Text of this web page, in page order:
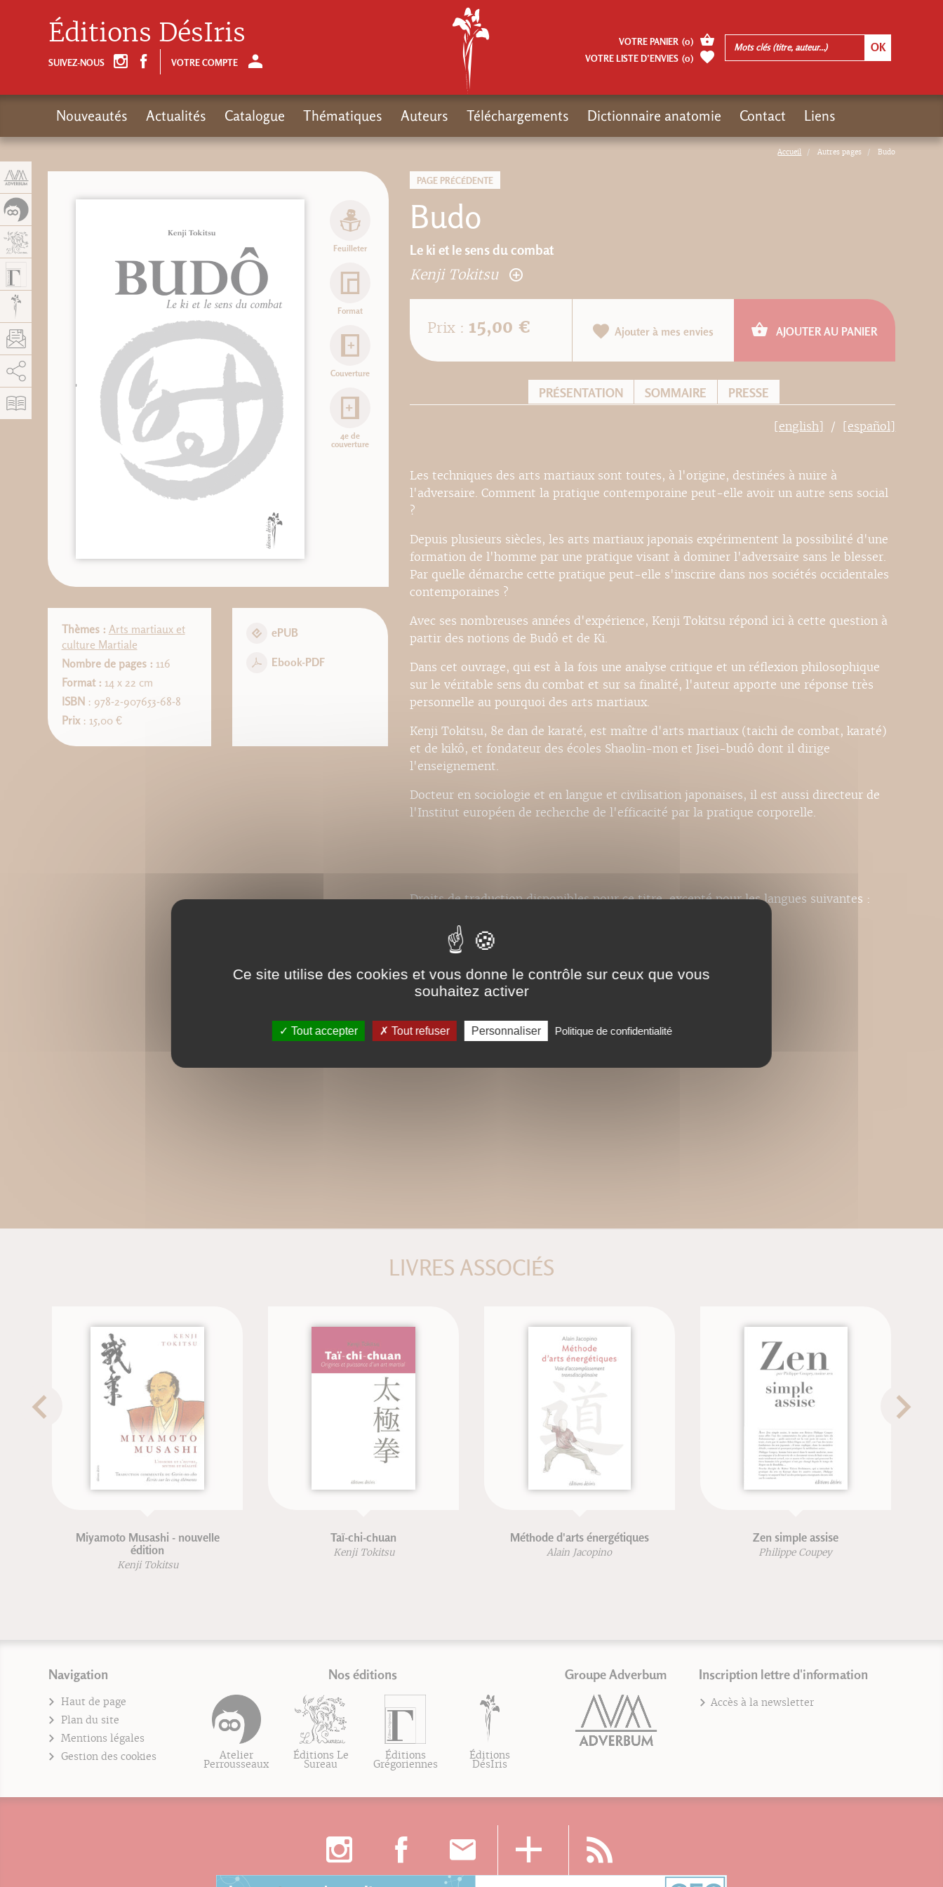
Accueil Autres pages Budo
PAGE PRÉCÉDENTE
Budo
Le ki et le sens du combat
Kenji Tokitsu
Feuilleter
Format
Couverture
4e de
couverture
Thèmes : Arts martiaux et
culture Martiale
Nombre de pages : 116
Format : 14 x 22 cm
ISBN : 978-2-907653-68-8
Prix: 15,00 €
ePUB
Ebook-PDF
Prix : 15,00 € Ajouter à mes envies AJOUTER AU PANIER
PRÉSENTATION SOMMAIRE PRESSE
[english] [español]
Les techniques des arts martiaux sont toutes, à l'origine, destinées à nuire à
l'adversaire. Comment la pratique contemporaine peut-elle avoir un autre sens social
?
Depuis plusieurs siècles, les arts martiaux japonais expérimentent la possibilité d'une
formation de l'homme par une pratique visant à dominer l'adversaire sans le blesser.
Par quelle démarche cette pratique peut-elle s'inscrire dans nos sociétés occidentales
contemporaines ?
Avec ses nombreuses années d'expérience, Kenji Tokitsu répond ici à cette question à
partir des notions de Budô et de Ki.
Dans cet ouvrage, qui est à la fois une analyse critique et un réflexion philosophique
sur le véritable sens du combat et sur sa finalité, l'auteur apporte une réponse très
personnelle au pourquoi des arts martiaux.
Kenji Tokitsu, 8e dan de karaté, est maître d'arts martiaux (taichi de combat, karaté)
et de kikô, et fondateur des écoles Shaolin-mon et Jisei-budô dont il dirige
l'enseignement.
Docteur en sociologie et en langue et civilisation japonaises, il est aussi directeur de
l'Institut européen de recherche de l'efficacité par la pratique corporelle.
Droits de traduction disponibles pour ce titre, excepté pour les langues suivantes :
LIVRES ASSOCIÉS
Miyamoto Musashi - nouvelle
édition
Kenji Tokitsu
Taï-chi-chuan
Kenji Tokitsu
Méthode d'arts énergétiques
Alain Jacopino
Zen simple assise
Philippe Coupey
Navigation
Haut de page
Plan du site
Mentions légales
Gestion des cookies
Nos éditions
Atelier
Perrousseaux
Éditions Le
Sureau
Éditions
Grégoriennes
Éditions
DésIris
Groupe Adverbum Inscription lettre d'information
Accès à la newsletter
Éditions DésIris
SUIVEZ-NOUS VOTRE COMPTE
VOTRE PANIER (0)
VOTRE LISTE D’ENVIES (0)
Nouveautés Actualités Catalogue Thématiques Auteurs Téléchargements Dictionnaire anatomie Contact Liens
AddThis est désactivé. Autoriser
Ce site utilise des cookies et vous donne le contrôle sur ceux que vous
souhaitez activer
Tout accepter Tout refuser Personnaliser Politique de confidentialité